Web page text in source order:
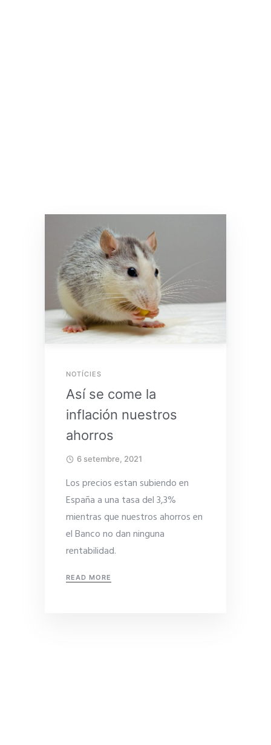
READ MORE
NOTÍCIES
Así se come la
inflación nuestros
ahorros
6 setembre, 2021
Los precios estan subiendo en
España a una tasa del 3,3%
mientras que nuestros ahorros en
el Banco no dan ninguna
rentabilidad.
READ MORE